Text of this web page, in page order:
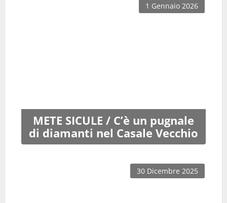
METE SICULE / C’è un pugnale
di diamanti nel Casale Vecchio
1 Gennaio 2026
30 Dicembre 2025